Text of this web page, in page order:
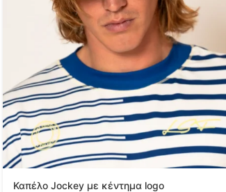
Καπέλο Jockey με κέντημα logo